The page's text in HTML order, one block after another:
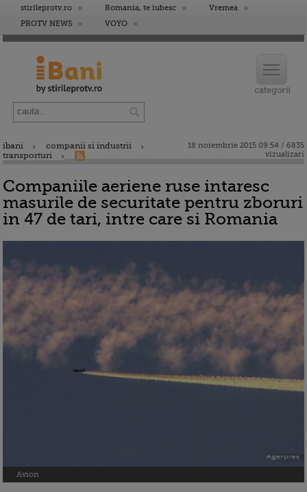
stirileprotv.ro Romania, te iubesc
Vremea
PROTV NEWS
VOYO
ibani
companii si industrii
transporturi
18 noiembrie 2015 09:54 / 6835
vizualizari
Companiile aeriene ruse intaresc
masurile de securitate pentru zboruri
in 47 de tari, intre care si Romania
Avion